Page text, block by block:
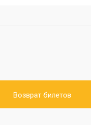
Возврат билетов